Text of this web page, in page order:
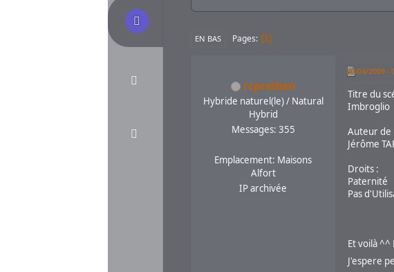
EN BAS Pages 1
rcpreiben
Hybride naturel(le) / Natural
Hybrid
Messages: 355
Emplacement: Maisons
Alfort
IP archivée
30/04/2009 -
Titre du
Imbroglio
Auteur de
Jérôme
Droits :
Paternité
Pas
Et voilà ^^
J'espere